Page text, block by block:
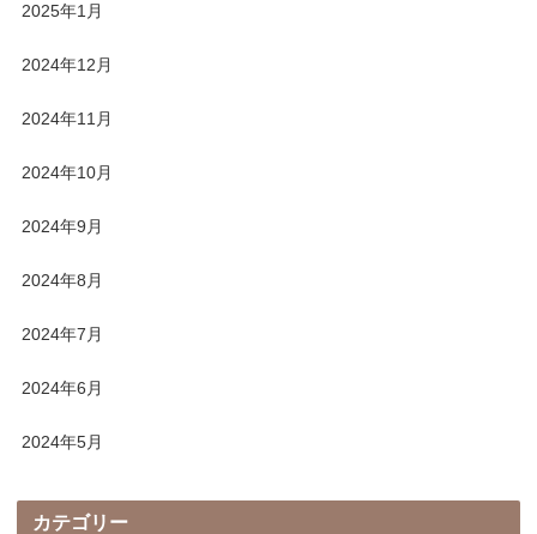
2025年1月
2024年12月
2024年11月
2024年10月
2024年9月
2024年8月
2024年7月
2024年6月
2024年5月
カテゴリー